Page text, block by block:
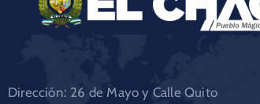
Dirección: 26 de Mayo y Calle Quito